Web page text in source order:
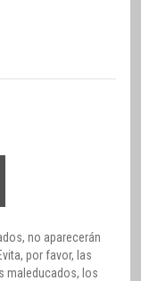
no aparecerán
por favor, las
maleducados, los